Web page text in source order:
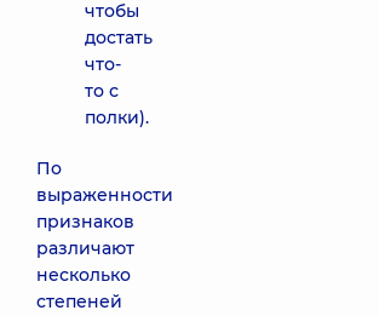
чтобы
достать
что-
то с
полки).
По
выраженности
признаков
различают
несколько
степеней